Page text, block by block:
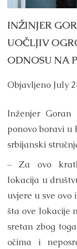
INŽINJER
UOČLJIV
ODNOSU NA
Objavljeno July
Inženjer
ponovo boravi u
srbijanski
– Za ovo
lokacija u
uvjere u sve
šta ove lokacije
sretan zbog
očima i